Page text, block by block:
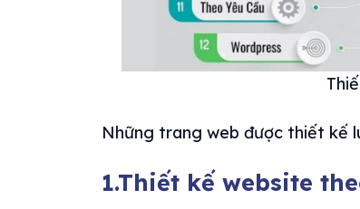
Những trang web được thiết kế
1.Thiết kế website